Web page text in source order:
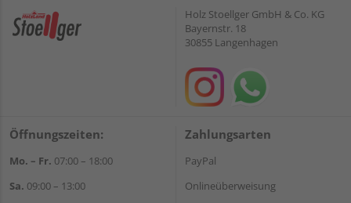
Holz Stoellger GmbH & Co. KG
Bayernstr. 18
30855 Langenhagen
Öffnungszeiten:
Mo. – Fr. 07:00 – 18:00
Sa. 09:00 – 13:00
Zahlungsarten
PayPal
Onlineüberweisung